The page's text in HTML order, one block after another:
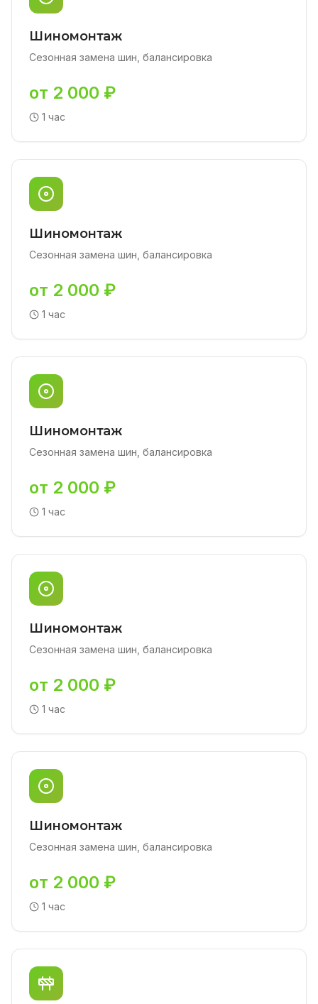
Шиномонтаж
Сезонная замена шин, балансировка
от 2 000 ₽
1 час
Шиномонтаж
Сезонная замена шин, балансировка
от 2 000 ₽
1 час
Шиномонтаж
Сезонная замена шин, балансировка
от 2 000 ₽
1 час
Шиномонтаж
Сезонная замена шин, балансировка
от 2 000 ₽
1 час
Шиномонтаж
Сезонная замена шин, балансировка
от 2 000 ₽
1 час